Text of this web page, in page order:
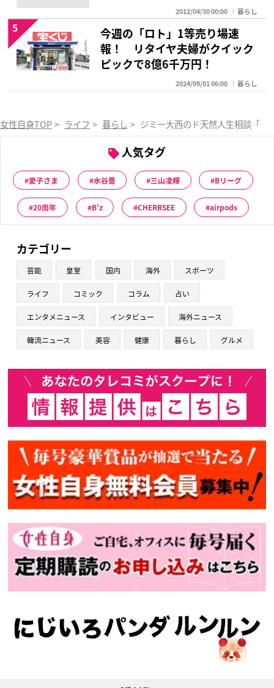
2012/04/30 00:00 暮らし
今週の「ロト」1等売り場速
報！ リタイヤ夫婦がクイック
ピックで8億6千万円！
2024/09/01 06:00 暮らし
5
女性自身TOP > ライフ > 暮らし > ジミー大西のド天然人生相談「お
人気タグ
愛子さま 水谷豊 三山凌輝 Bリーグ
20周年 B'z CHERRSEE airpods
カテゴリー
芸能 皇室 国内 海外 スポーツ
ライフ コミック コラム 占い
エンタメニュース インタビュー 海外ニュース
韓流ニュース 美容 健康 暮らし グルメ